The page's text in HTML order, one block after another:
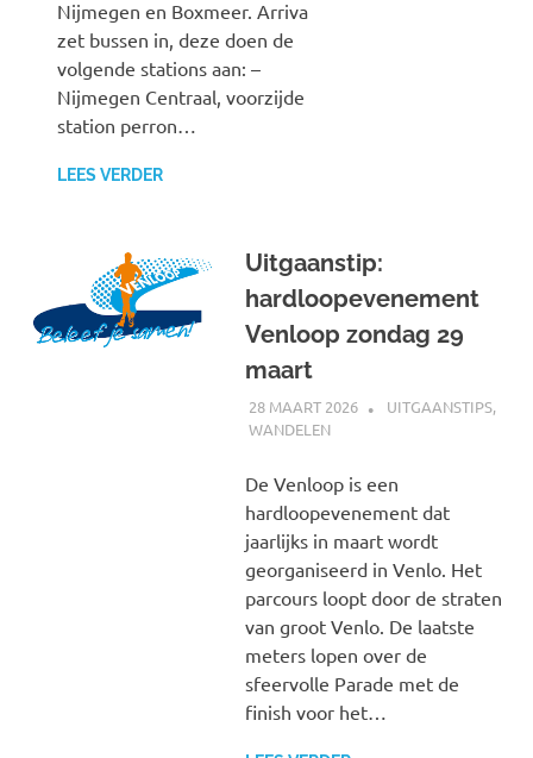
Nijmegen en Boxmeer. Arriva
zet bussen in, deze doen de
volgende stations aan: –
Nijmegen Centraal, voorzijde
station perron…
LEES VERDER
Uitgaanstip:
hardloopevenement
Venloop zondag 29
maart
28 MAART 2026 JOHAN
UITGAANSTIPS,
WANDELEN
De Venloop is een
hardloopevenement dat
jaarlijks in maart wordt
georganiseerd in Venlo. Het
parcours loopt door de straten
van groot Venlo. De laatste
meters lopen over de
sfeervolle Parade met de
finish voor het…